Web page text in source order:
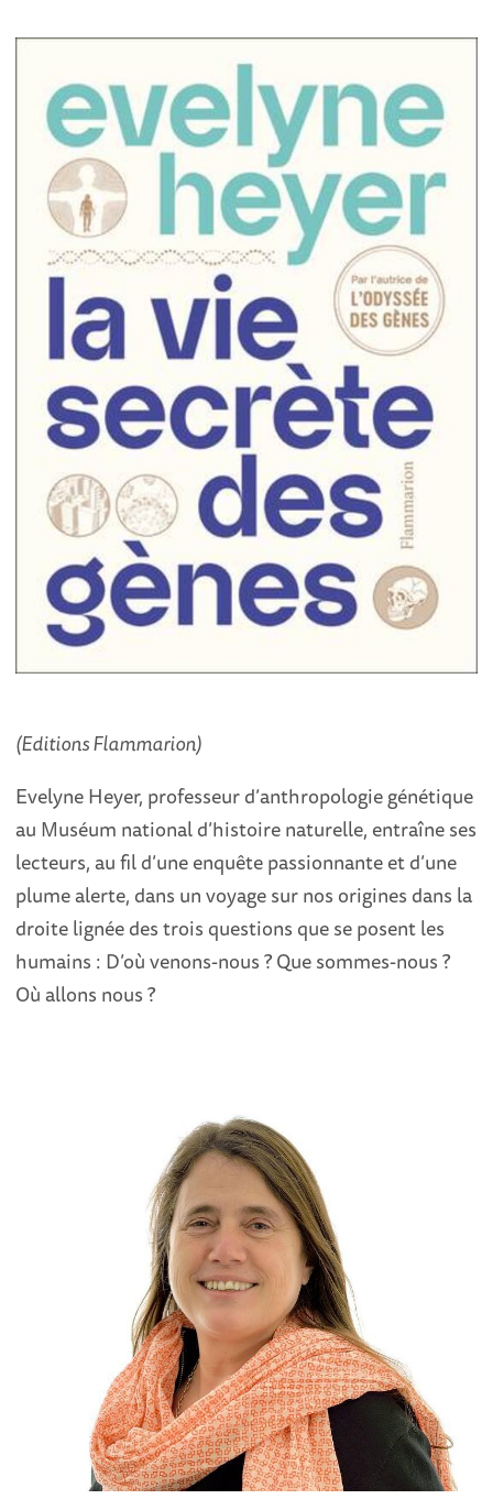
(Editions Flammarion)
Evelyne Heyer, professeur d’anthropologie génétique
au Muséum national d’histoire naturelle, entraîne ses
lecteurs, au fil d’une enquête passionnante et d’une
plume alerte, dans un voyage sur nos origines dans la
droite lignée des trois questions que se posent les
humains : D’où venons-nous ? Que sommes-nous ?
Où allons nous ?